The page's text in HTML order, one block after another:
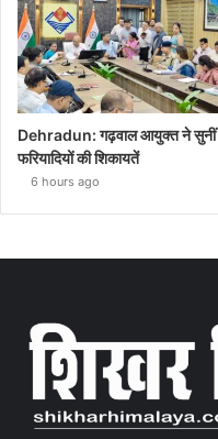
Dehradun: गढ़वाल आयुक्त ने सुनीं
फरियादियों की शिकायतें
6 hours ago